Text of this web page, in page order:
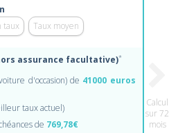
taux Taux moyen
assurance facultative)*
d'occasion) de 41000 euros
taux actuel)
de 769,78€
Calcul
sur 72
mois